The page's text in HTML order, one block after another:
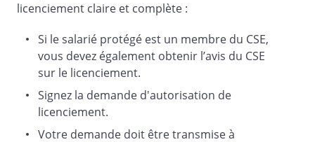
licenciement claire et complète :
Si le salarié protégé est un membre du CSE,
vous devez également obtenir l’avis du CSE
sur le licenciement.
Signez la demande d'autorisation de
licenciement.
Votre demande doit être transmise à